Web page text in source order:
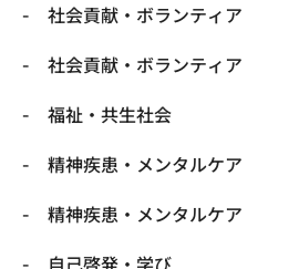
社会貢献・ボランティア
社会貢献・ボランティア
福祉・共生社会
精神疾患・メンタルケア
精神疾患・メンタルケア